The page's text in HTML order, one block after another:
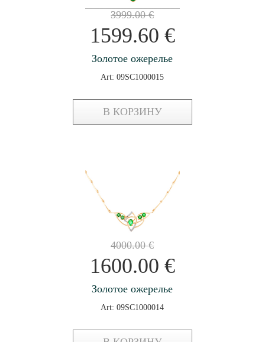
3999.00€
1599.60 €
Золотое ожерелье
Art: 09SC1000015
В КОРЗИНУ
4000.00€
1600.00 €
Золотое ожерелье
Art: 09SC1000014